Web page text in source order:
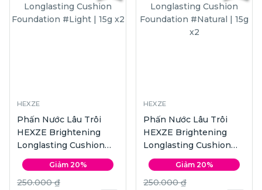
HEXZE
Phấn Nước Lâu Trôi
HEXZE Brightening
Longlasting Cushion
Foundation #Light | 15g
x2
Giảm 20%
250.000 ₫
HEXZE
Phấn Nước Lâu Trôi
HEXZE Brightening
Longlasting Cushion
Foundation #Natural |
15g x2
Giảm 20%
250.000 ₫